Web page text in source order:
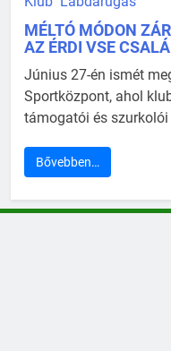
MÉLTÓ MÓDON
AZ ÉRDI VSE
Június 27-én ismét
Sportközpont, ahol
támogatói és
Bővebben…